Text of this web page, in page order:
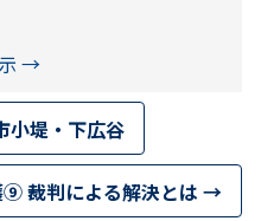
→
小堤・下広谷
裁判による解決とは →